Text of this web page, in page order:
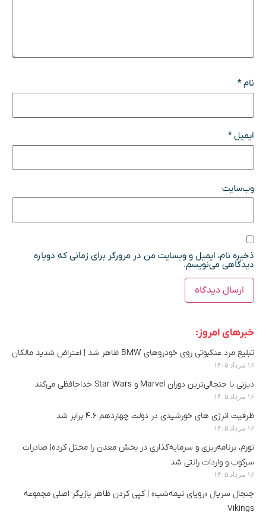
نام*
ایمیل*
وب‌سایت
ذخیره نام، ایمیل و وبسایت من در مرورگر برای زمانی که دوباره
دیدگاهی می‌نویسم.
خبرهای امروز:
تبلیغ مرد عنکبوتی روی خودروهای BMW ظاهر شد | اعتراض شدید مالکان
۱۶ مرداد ۱۴۰۵
دیزنی با جنجالی‌ترین دوران Marvel و Star Wars خداحافظی می‌کند
۱۶ مرداد ۱۴۰۵
ظرفیت انرژی های خورشیدی در دولت چهاردهم ۴.۶ برابر شد
۱۶ مرداد ۱۴۰۵
تورم، برنامه‌ریزی و سرمایه‌گذاری در بخش معدن را مختل کرده| صادرات
سرکوب و واردات رانتی شد
۱۶ مرداد ۱۴۰۵
جنجال سریال «رویای نیمه‌شب» | کپی کردن ظاهر بازیگر اصلی مجموعه
Vikings